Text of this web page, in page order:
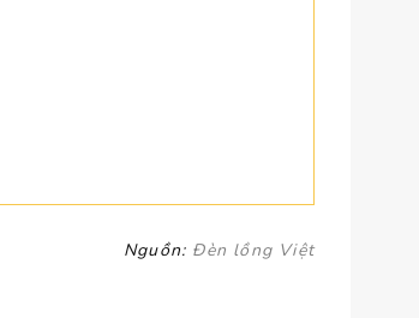
Nguồn: Đèn lồng Việt